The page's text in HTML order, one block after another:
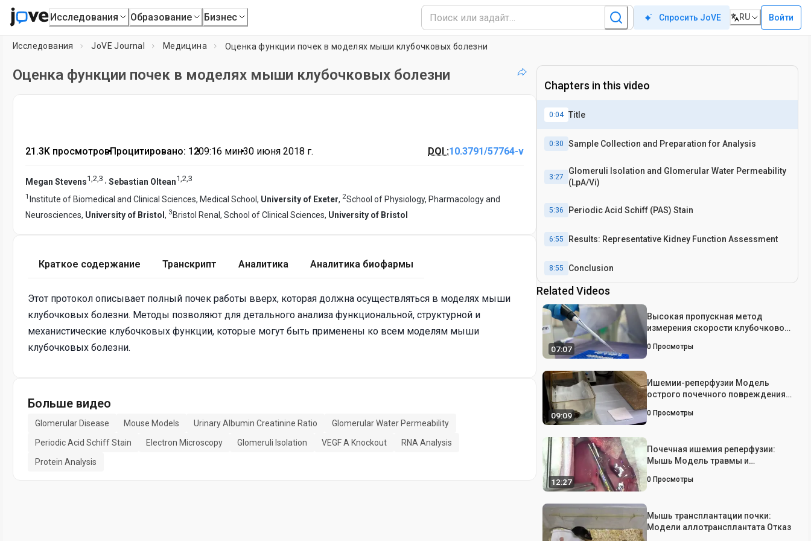
Исследования Образование Бизнес Спросить JoVE RU Войти
Исследования JoVE Journal Медицина Оценка функции почек в моделях мыши клубочковых болезни
Оценка функции почек в моделях мыши клубочковых болезни
21.3K просмотров•Процитировано: 12•09:16 мин•30 июня 2018 г. DOI :10.3791/57764-v
Megan Stevens1,2,3 , Sebastian Oltean1,2,3
1 Institute of Biomedical and Clinical Sciences, Medical School, University of Exeter, 2School of Physiology, Pharmacology and
Neurosciences, University of Bristol , 3 Bristol Renal, School of Clinical Sciences, University of Bristol
Краткое содержание Транскрипт Аналитика Аналитика биофармы
Этот протокол описывает полный почек работы вверх, которая должна осуществляться в моделях мыши
клубочковых болезни. Методы позволяют для детального анализа функциональной, структурной и
механистические клубочковых функции, которые могут быть применены ко всем моделям мыши
клубочковых болезни.
Больше видео
Glomerular Disease Mouse Models Urinary Albumin Creatinine Ratio
Glomerular Water Permeability
Periodic Acid Schiff Stain
Electron Microscopy Glomeruli Isolation VEGF A Knockout
RNA Analysis
Protein Analysis
Chapters in this video
0:04 Title
0:30 Sample Collection and Preparation for Analysis
3:27
Glomeruli Isolation and Glomerular Water Permeability
(LpA/Vi)
5:36 Periodic Acid Schiff (PAS) Stain
6:55 Results: Representative Kidney Function Assessment
8:55 Conclusion
Related Videos
07:07
Высокая пропускная метод
измерения скорости клубочковой
0 Просмотры
09:09
Ишемии-реперфузии Модель
острого почечного повреждения и
0 Просмотры
12:27
Почечная ишемия реперфузии:
Мышь Модель травмы и
0 Просмотры
Мышь трансплантации почки:
Модели аллотрансплантата Отказ